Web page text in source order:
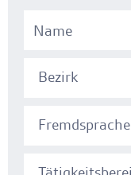
Bezirk
Fremdsprache